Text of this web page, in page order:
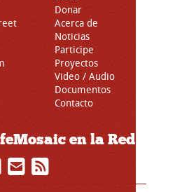
Donar
Acerca de
Noticias
Participe
Proyectos
Video / Audio
Documentos
Contacto
en la Red